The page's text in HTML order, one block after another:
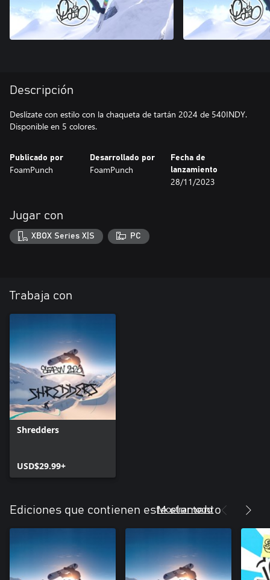
Descripción
Deslízate con estilo con la chaqueta de tartán 2024 de 540INDY.
Disponible en 5 colores.
Publicado por
FoamPunch
Desarrollado por
FoamPunch
Fecha de
lanzamiento
28/11/2023
Jugar con
XBOX Series X|S PC
Trabaja con
Shredders
USD$29.99+
Ediciones que contienen este elemento
Mostrar todo